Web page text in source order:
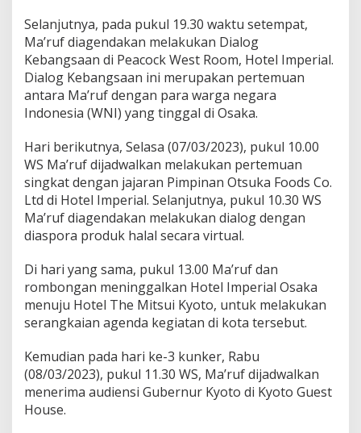
Selanjutnya, pada pukul 19.30 waktu setempat,
Ma’ruf diagendakan melakukan Dialog
Kebangsaan di Peacock West Room, Hotel Imperial.
Dialog Kebangsaan ini merupakan pertemuan
antara Ma’ruf dengan para warga negara
Indonesia (WNI) yang tinggal di Osaka.
Hari berikutnya, Selasa (07/03/2023), pukul 10.00
WS Ma’ruf dijadwalkan melakukan pertemuan
singkat dengan jajaran Pimpinan Otsuka Foods Co.
Ltd di Hotel Imperial. Selanjutnya, pukul 10.30 WS
Ma’ruf diagendakan melakukan dialog dengan
diaspora produk halal secara virtual.
Di hari yang sama, pukul 13.00 Ma’ruf dan
rombongan meninggalkan Hotel Imperial Osaka
menuju Hotel The Mitsui Kyoto, untuk melakukan
serangkaian agenda kegiatan di kota tersebut.
Kemudian pada hari ke-3 kunker, Rabu
(08/03/2023), pukul 11.30 WS, Ma’ruf dijadwalkan
menerima audiensi Gubernur Kyoto di Kyoto Guest
House.